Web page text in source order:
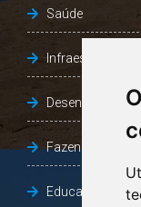
Saúde
Infraestrutura,
Fazenda e
Educação